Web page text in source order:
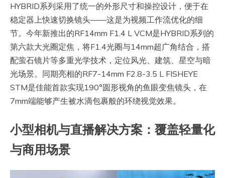
HYBRID系列采用了统一的外形尺寸和操控设计，便于在
稳定器上快速切换镜头——这是为视频工作流优化的细
节。今年新推出的RF14mm F1.4 L VCM是HYBRID系列的
第六款大光圈定焦，将F1.4光圈与14mm超广角结合，搭
配萤石镜片等多重光学技术，定位风光、建筑、星空与暗
光场景。同期亮相的RF7-14mm F2.8-3.5 L FISHEYE
STM是佳能首款实现190°圆形视角的鱼眼变焦镜头，在
7mm端能够产生被水滴包裹般的环绕视觉效果。
小型相机与直播解决方案：覆盖轻量化
与商用场景